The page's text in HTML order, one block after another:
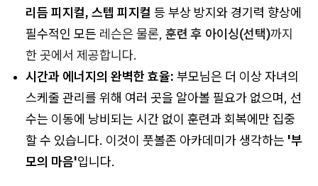
리듬 피지컬, 스텝 피지컬 등 부상 방지와 경기력 향상에
필수적인 모든 레슨은 물론, 훈련 후 아이싱(선택)까지
한 곳에서 제공합니다.
시간과 에너지의 완벽한 효율: 부모님은 더 이상 자녀의
스케줄 관리를 위해 여러 곳을 알아볼 필요가 없으며, 선
수는 이동에 낭비되는 시간 없이 훈련과 회복에만 집중
할 수 있습니다. 이것이 풋볼존 아카데미가 생각하는 '부
모의 마음'입니다.